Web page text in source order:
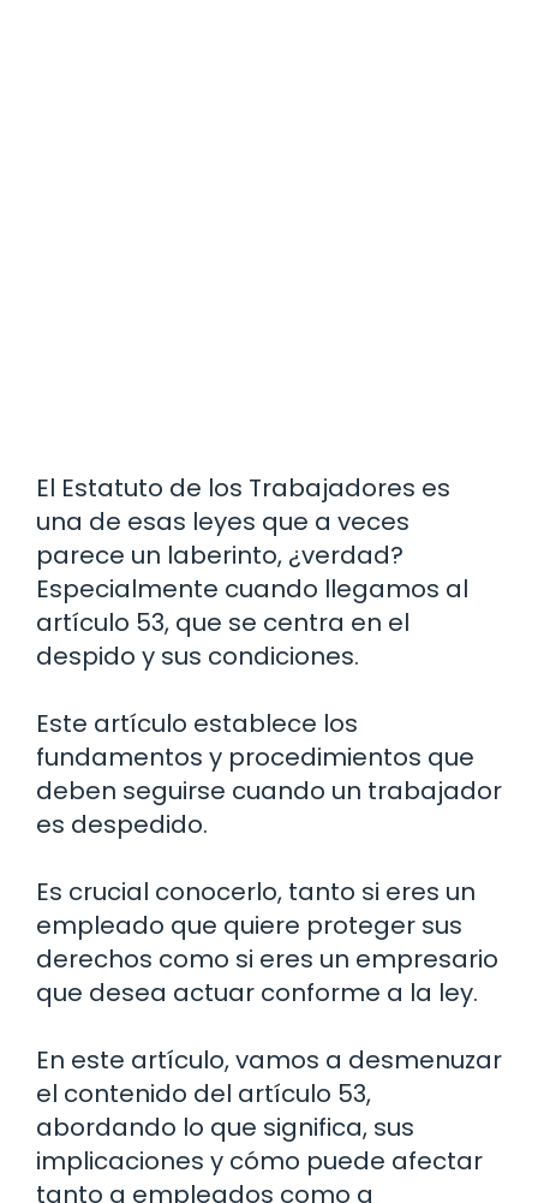
El Estatuto de los Trabajadores es
una de esas leyes que a veces
parece un laberinto, ¿verdad?
Especialmente cuando llegamos al
artículo 53, que se centra en el
despido y sus condiciones.
Este artículo establece los
fundamentos y procedimientos que
deben seguirse cuando un trabajador
es despedido.
Es crucial conocerlo, tanto si eres un
empleado que quiere proteger sus
derechos como si eres un empresario
que desea actuar conforme a la ley.
En este artículo, vamos a desmenuzar
el contenido del artículo 53,
abordando lo que significa, sus
implicaciones y cómo puede afectar
tanto a empleados como a